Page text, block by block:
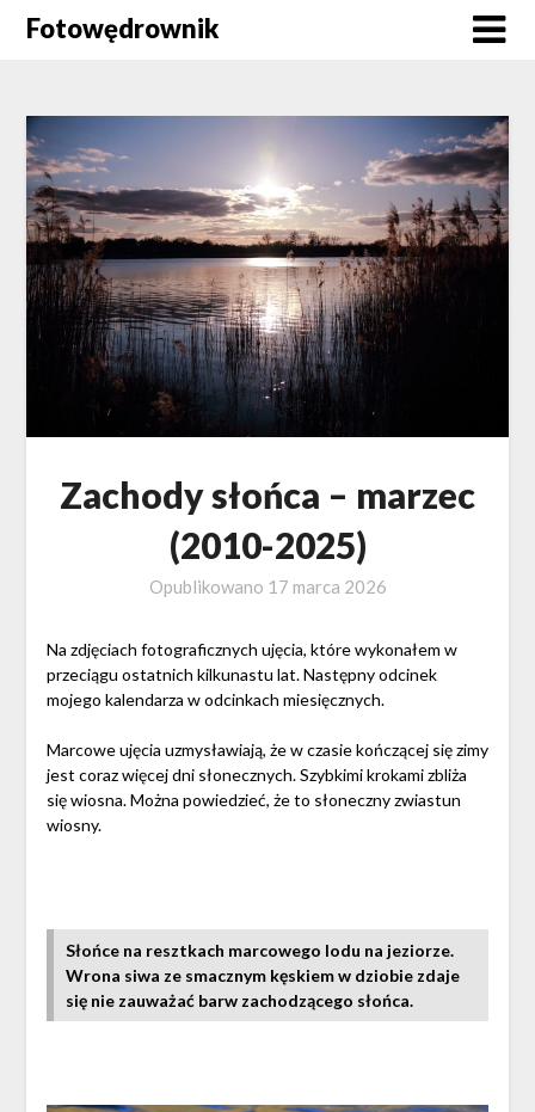
SkipFotowędrownik
Zachody słońca – marzec
(2010-2025)
Opublikowano 17 marca 2026
Na zdjęciach fotograficznych ujęcia, które wykonałem w
przeciągu ostatnich kilkunastu lat. Następny odcinek
mojego kalendarza w odcinkach miesięcznych.
Marcowe ujęcia uzmysławiają, że w czasie kończącej się zimy
jest coraz więcej dni słonecznych. Szybkimi krokami zbliża
się wiosna. Można powiedzieć, że to słoneczny zwiastun
wiosny.
Słońce na resztkach marcowego lodu na jeziorze.
Wrona siwa ze smacznym kęskiem w dziobie zdaje
się nie zauważać barw zachodzącego słońca.